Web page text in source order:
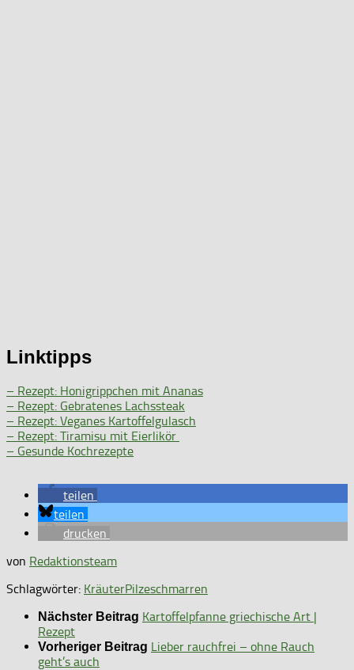
Linktipps
– Rezept: Honigrippchen mit Ananas
– Rezept: Gebratenes Lachssteak
– Rezept: Veganes Kartoffelgulasch
– Rezept: Tiramisu mit Eierlikör
– Gesunde Kochrezepte
teilen
teilen
drucken
von Redaktionsteam
Schlagwörter: KräuterPilzeschmarren
Nächster Beitrag Kartoffelpfanne griechische Art |
Rezept
Vorheriger Beitrag Lieber rauchfrei – ohne Rauch
geht’s auch